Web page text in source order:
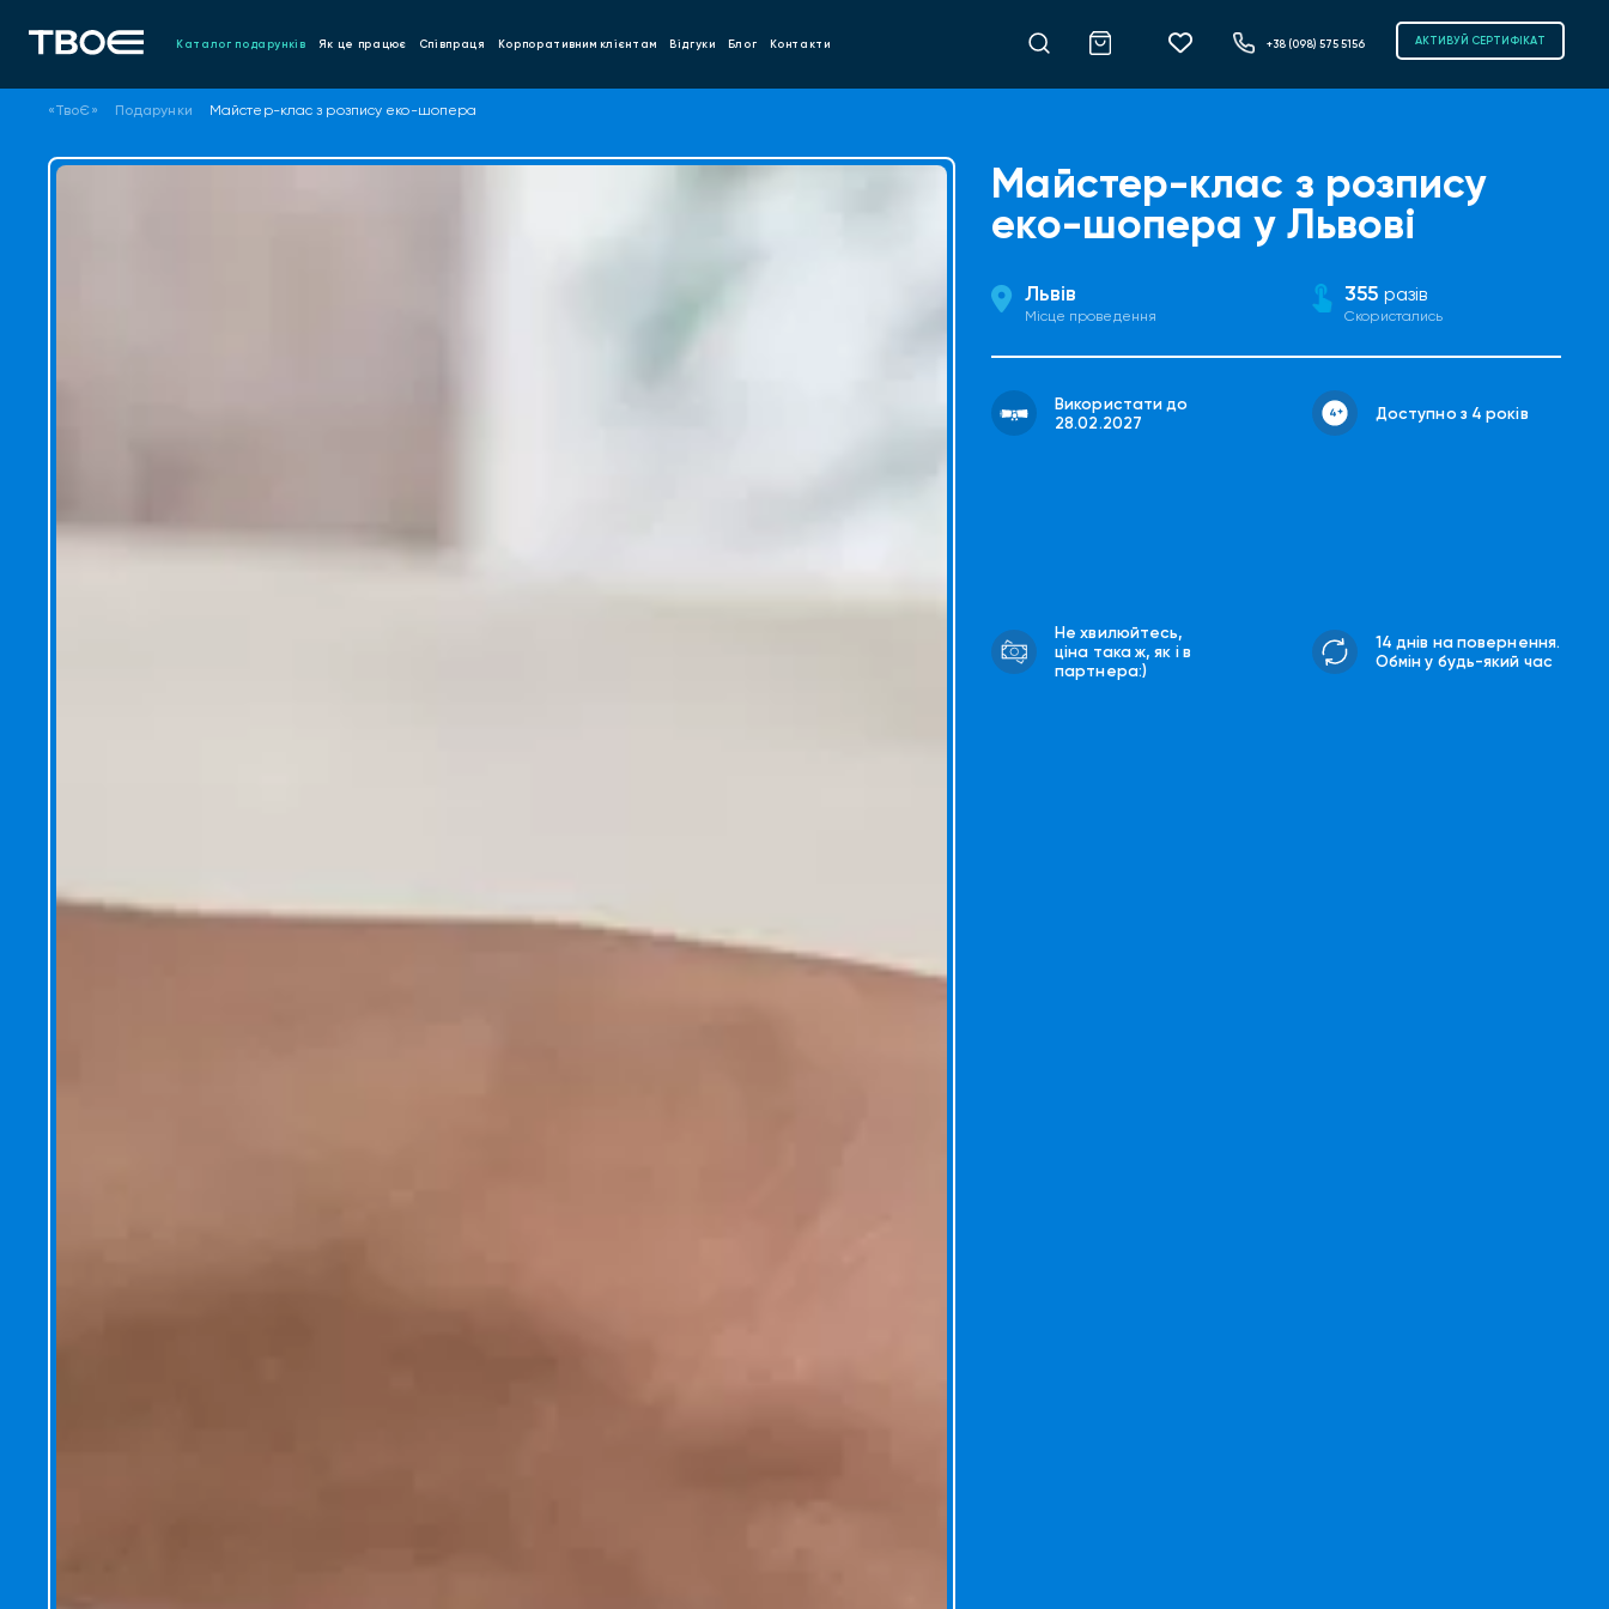
Каталог подарунків Як це працює Співпраця Корпоративним клієнтам Відгуки Блог Контакти +38 (098) 575 5156 АКТИВУЙ СЕРТИФІКАТ
«ТвоЄ» Подарунки Майстер-клас з розпису еко-шопера
Майстер-клас з розпису
еко-шопера у Львові
Львів
Місце проведення
355 разів
Скористались
Використати до
28.02.2027
Доступно з 4 років
Не хвилюйтесь,
ціна така ж, як і в
партнера:)
14 днів на повернення.
Обмін у будь-який час